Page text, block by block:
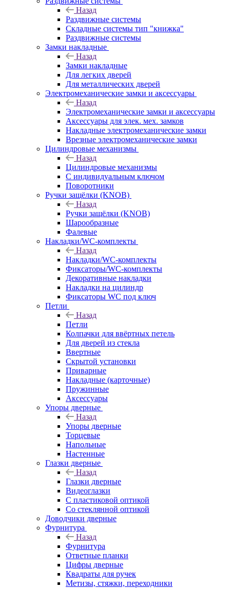
Назад
Раздвижные системы
Складные системы тип "книжка"
Раздвижные системы
Замки накладные
Назад
Замки накладные
Для легких дверей
Для металлических дверей
Электромеханические замки и аксессуары
Назад
Электромеханические замки и аксессуары
Аксессуары для элек. мех. замков
Накладные электромеханические замки
Врезные электромеханические замки
Цилиндровые механизмы
Назад
Цилиндровые механизмы
С индивидуальным ключом
Поворотники
Ручки защёлки (KNOB)
Назад
Ручки защёлки (KNOB)
Шарообразные
Фалевые
Накладки/WC-комплекты
Назад
Накладки/WC-комплекты
Фиксаторы/WC-комплекты
Декоративные накладки
Накладки на цилиндр
Фиксаторы WC под ключ
Петли
Назад
Петли
Колпачки для ввёртных петель
Для дверей из стекла
Ввертные
Скрытой установки
Приварные
Накладные (карточные)
Пружинные
Аксессуары
Упоры дверные
Назад
Упоры дверные
Торцевые
Напольные
Настенные
Глазки дверные
Назад
Глазки дверные
Видеоглазки
С пластиковой оптикой
Со стеклянной оптикой
Доводчики дверные
Фурнитура
Назад
Фурнитура
Ответные планки
Цифры дверные
Квадраты для ручек
Метизы, стяжки, переходники